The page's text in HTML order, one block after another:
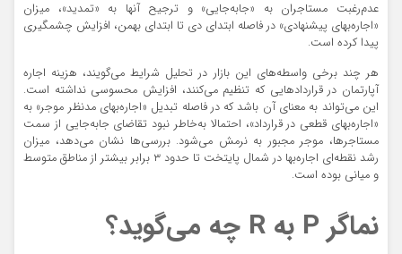
عدم‌رغبت مستاجران به «جابه‌جایی» و ترجیح آنها به «تمدید»، میزان
«اجاره‌‌‌بهای پیشنهادی» در فاصله ابتدای دی تا ابتدای بهمن، افزایش چشمگیری
پیدا کرده است.
هر چند برخی واسطه‌‌‌های این بازار در تحلیل شرایط می‌‌‌گویند، هزینه اجاره
آپارتمان در قراردادهایی که تنظیم می‌کنند، افزایش محسوسی نداشته است.
این می‌تواند به معنای آن باشد که در فاصله تبدیل «اجاره‌‌‌بهای مدنظر موجر» به
«اجاره‌‌‌بهای قطعی در قرارداد»، احتمالا به‌خاطر نبود تقاضای جابه‌جایی از سمت
مستاجرها، موجر مجبور به نرمش می‌شود. بررسی‌‌‌ها نشان می‌دهد، میزان
رشد نقطه‌‌‌ای اجاره‌‌‌بها در شمال پایتخت تا حدود ۳ برابر بیشتر از مناطق متوسط
و میانی بوده است.
نماگر P به R چه می‌‌‌گوید؟